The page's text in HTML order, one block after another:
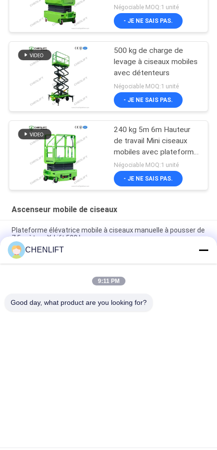
entrepôt
Négociable MOQ:1 unité
- JE NE SAIS PAS.
500 kg de charge de
levage à ciseaux mobiles
avec détenteurs
Négociable MOQ:1 unité
- JE NE SAIS PAS.
240 kg 5m 6m Hauteur
de travail Mini ciseaux
mobiles avec plateforme
d'extension
Négociable MOQ:1 unité
- JE NE SAIS PAS.
Ascenseur mobile de ciseaux
Plateforme élévatrice mobile à ciseaux manuelle à pousser de
7,5 mètres X-Lift 500 kg
Plateforme élévatrice à ciseaux électrique compacte de 14M
avec dispositif motorisé, capacité de charge de 450 kg
Mini Plate-forme élévatrice de 3,9 mètres avec plaque à
CHENLIFT
9:11 PM
Good day, what product are you looking for?